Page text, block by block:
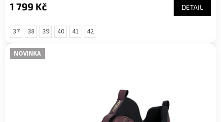
1 799 Kč DETAIL
37 38 39 40 41 42
NOVINKA